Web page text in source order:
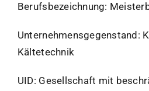
Berufsbezeichnung:
Unternehmensgegenstand:
Kältetechnik
UID: Gesellschaft mit